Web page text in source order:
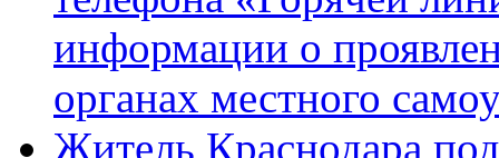
информации о
органах местного
Житель Краснодара